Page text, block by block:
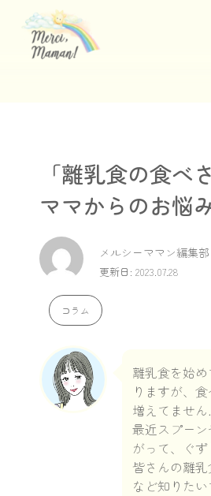
「離乳食の食べ
ママからのお悩
メルシーママン編集部
更新日: 2023.07.28
コラム
離乳食を始
りますが、
増えてませ
最近スプー
がって、ぐ
皆さんの離
など知りたい